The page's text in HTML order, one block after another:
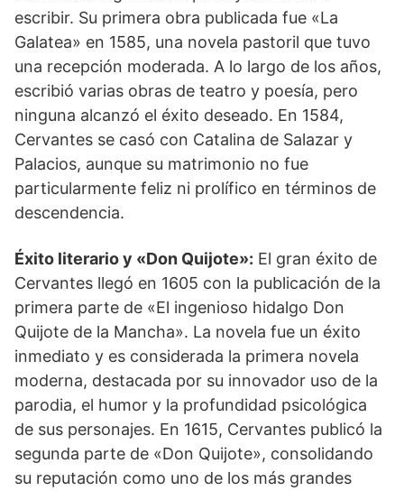
escribir. Su primera obra publicada fue «La
Galatea» en 1585, una novela pastoril que tuvo
una recepción moderada. A lo largo de los años,
escribió varias obras de teatro y poesía, pero
ninguna alcanzó el éxito deseado. En 1584,
Cervantes se casó con Catalina de Salazar y
Palacios, aunque su matrimonio no fue
particularmente feliz ni prolífico en términos de
descendencia.
Éxito literario y «Don Quijote»: El gran éxito de
Cervantes llegó en 1605 con la publicación de la
primera parte de «El ingenioso hidalgo Don
Quijote de la Mancha». La novela fue un éxito
inmediato y es considerada la primera novela
moderna, destacada por su innovador uso de la
parodia, el humor y la profundidad psicológica
de sus personajes. En 1615, Cervantes publicó la
segunda parte de «Don Quijote», consolidando
su reputación como uno de los más grandes